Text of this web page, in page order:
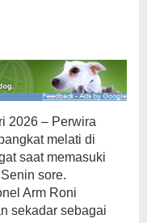
2026 – Perwira
melati di
saat memasuki
sore.
Arm Roni
sekadar sebagai